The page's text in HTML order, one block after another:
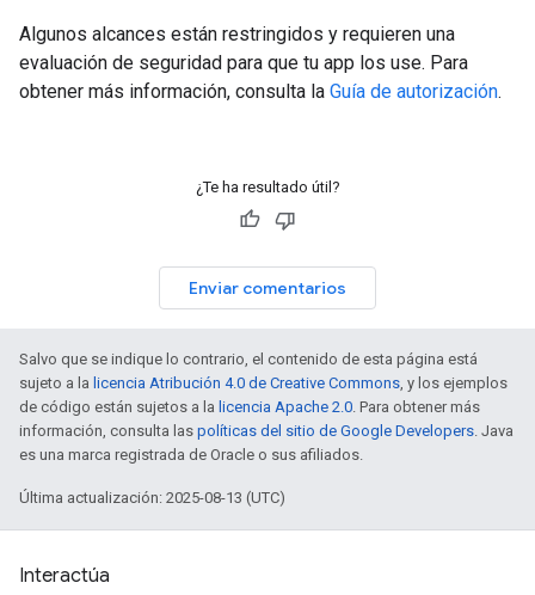
Algunos alcances están restringidos y requieren una
evaluación de seguridad para que tu app los use. Para
obtener más información, consulta la Guía de autorización.
¿Te ha resultado útil?
Enviar comentarios
Salvo que se indique lo contrario, el contenido de esta página está
sujeto a la licencia Atribución 4.0 de Creative Commons, y los ejemplos
de código están sujetos a la licencia Apache 2.0. Para obtener más
información, consulta las políticas del sitio de Google Developers. Java
es una marca registrada de Oracle o sus afiliados.
Última actualización: 2025-08-13 (UTC)
Interactúa